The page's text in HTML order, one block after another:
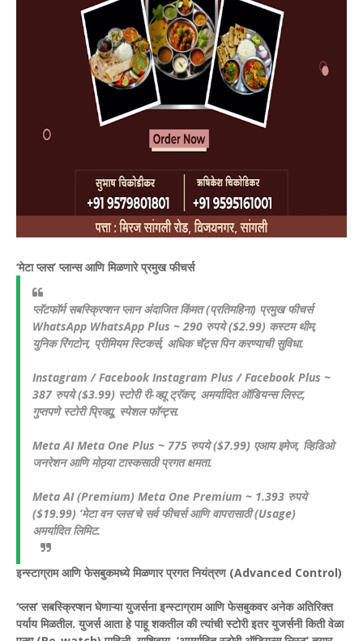
‘मेटा प्लस’ प्लान्स आणि मिळणारे प्रमुख फीचर्स
प्लॅटफॉर्म सबस्क्रिप्शन प्लान अंदाजित किंमत (प्रतिमहिना) प्रमुख फीचर्स
WhatsApp WhatsApp Plus ~ 290 रुपये ($2.99) कस्टम थीम,
युनिक रिंगटोन, प्रीमियम स्टिकर्स, अधिक चॅट्स पिन करण्याची सुविधा.
Instagram / Facebook Instagram Plus / Facebook Plus ~
387 रुपये ($3.99) स्टोरी री-व्ह्यू ट्रॅकर, अमर्यादित ऑडियन्स लिस्ट,
गुप्तपणे स्टोरी प्रिव्ह्यू, स्पेशल फॉन्ट्स.
Meta AI Meta One Plus ~ 775 रुपये ($7.99) एआय इमेज, व्हिडिओ
जनरेशन आणि मोठ्या टास्कसाठी प्रगत क्षमता.
Meta AI (Premium) Meta One Premium ~ 1.393 रुपये
($19.99) ‘मेटा वन प्लस’चे सर्व फीचर्स आणि वापरासाठी (Usage)
अमर्यादित लिमिट.
इन्स्टाग्राम आणि फेसबुकमध्ये मिळणार प्रगत नियंत्रण (Advanced Control)
‘प्लस’ सबस्क्रिप्शन घेणाऱ्या युजर्सना इन्स्टाग्राम आणि फेसबुकवर अनेक अतिरिक्त
पर्याय मिळतील. युजर्स आता हे पाहू शकतील की त्यांची स्टोरी इतर युजर्सनी किती वेळा